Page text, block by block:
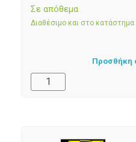
Σε απόθεμα
Διαθέσιμο και στο
Προσθήκη